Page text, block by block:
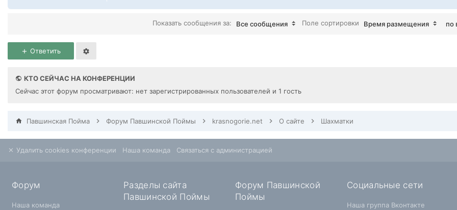
Показать сообщения за: Все сообщения Поле сортировки Время размещения по
Ответить
КТО СЕЙЧАС НА КОНФЕРЕНЦИИ
Сейчас этот форум просматривают: нет зарегистрированных пользователей и 1 гость
Павшинская Пойма Форум Павшинской Поймы krasnogorie.net О сайте Шахматки
Удалить cookies конференции Наша команда Связаться с администрацией
Форум
Наша команда
Разделы сайта
Павшинской Поймы
Форум Павшинской
Поймы
Социальные сети
Наша группа Вконтакте